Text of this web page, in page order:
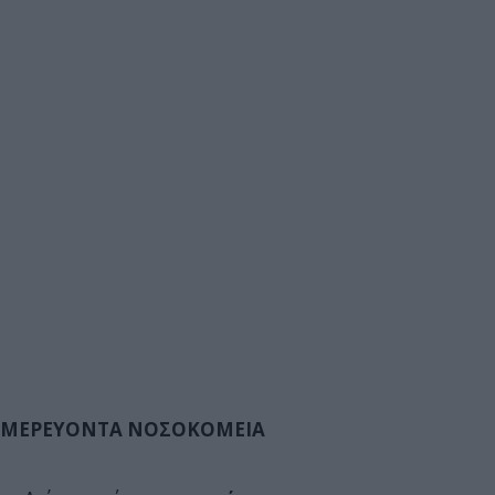
ΝΟΣΟΚΟΜΕΙΑ